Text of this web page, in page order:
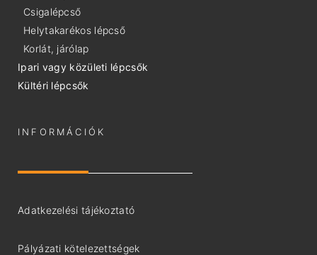
Csigalépcső
Helytakarékos lépcső
Korlát, járólap
Ipari vagy közületi lépcsők
Kültéri lépcsők
INFORMÁCIÓK
Adatkezelési tájékoztató
Pályázati kötelezettségek